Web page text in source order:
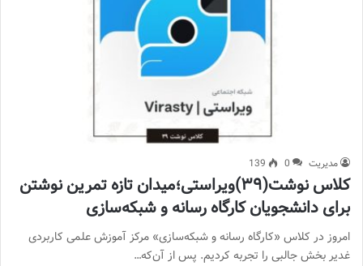
مدیریت 0
139
کلاس نوشت(۳۹)ویراستی؛میدان تازه تمرین نوشتن
برای دانشجویان کارگاه رسانه و شبکه‌سازی
امروز در کلاس «کارگاه رسانه و شبکه‌سازی» مرکز آموزش علمی کاربردی
غدیر بخش جالبی را تجربه کردیم. پس از آن‌که…